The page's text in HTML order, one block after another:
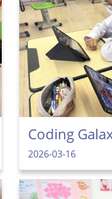
Coding
2026-03-16